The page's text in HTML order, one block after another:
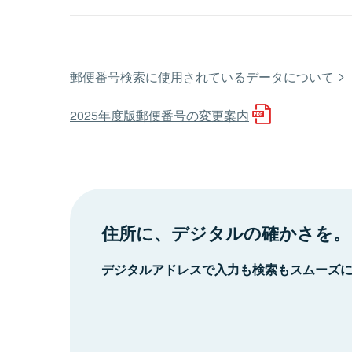
郵便番号検索に使用されているデータについて
2025年度版郵便番号の変更案内
住所に、デジタルの確かさを。
デジタルアドレスで入力も検索もスムーズ